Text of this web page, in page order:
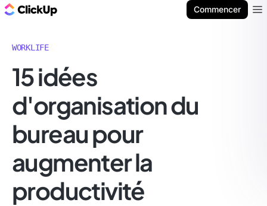
Commencer
WORKLIFE
15 idées
d'organisation du
bureau pour
augmenter la
productivité